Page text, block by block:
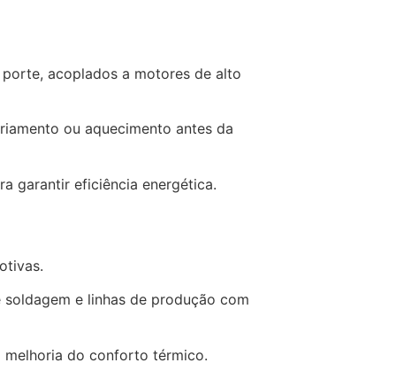
acoplados a motores de alto
ou aquecimento antes da
garantir eficiência energética.
e linhas de produção com
melhoria do conforto térmico.